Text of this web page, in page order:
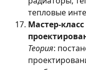
тепловые
Мастер-
Теория: